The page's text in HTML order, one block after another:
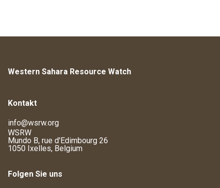
Western Sahara Resource Watch
Kontakt
info@wsrw.org
WSRW
Mundo B, rue d'Edimbourg 26
1050 Ixelles, Belgium
Folgen Sie uns